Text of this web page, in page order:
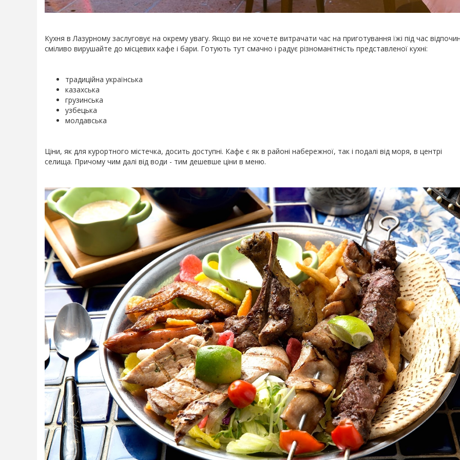
Кухня в Лазурному заслуговує на окрему увагу. Якщо ви не хочете витрачати час на приготування їжі під час
сміливо вирушайте до місцевих кафе і бари. Готують тут смачно і радує різноманітність представленої кухні:
традиційна українська
казахська
грузинська
узбецька
молдавська
Ціни, як для курортного містечка, досить доступні. Кафе є як в районі набережної, так і подалі від моря, в центрі
селища. Причому чим далі від води - тим дешевше ціни в меню.